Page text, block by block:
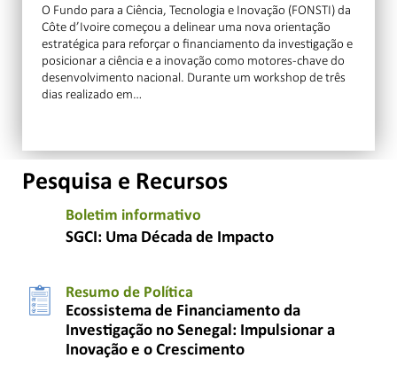
O Fundo para a Ciência, Tecnologia e Inovação (FONSTI) da
Côte d’Ivoire começou a delinear uma nova orientação
estratégica para reforçar o financiamento da investigação e
posicionar a ciência e a inovação como motores-chave do
desenvolvimento nacional. Durante um workshop de três
dias realizado em…
Pesquisa e Recursos
Boletim informativo
SGCI: Uma Década de Impacto
Resumo de Política
Ecossistema de Financiamento da
Investigação no Senegal: Impulsionar a
Inovação e o Crescimento